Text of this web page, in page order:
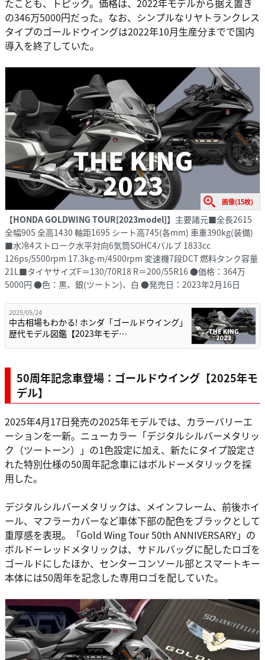
の346万5000円だった。なお、シンプルなリヤトランクレス
タイプのゴールドウイングは2022年10月生産分までで国内
導入を終了していた。
画像(15枚)
【HONDA GOLDWING TOUR[2023model]】 主要諸元■全長2615
全幅905 全高1430 軸距1695 シート高745(各mm) 車重390kg(装備)
■水冷4ストローク水平対向6気筒SOHC4バルブ 1833cc
126ps/5500rpm 17.3kg-m/4500rpm 変速機7段DCT 燃料タンク容量
21L■タイヤサイズF＝130/70R18 R＝200/55R16 ●価格：364万
5000円 ●色：黒、銀(ツートン)、白 ●発売日：2023年2月16日
2025/05/24
中古相場もわかる! ホンダ「ゴールドウイング」
歴代モデル図鑑【2023年モデ…
50周年記念車登場：ゴールドウイング【2025年モ
デル】
2025年4月17日発売の2025年モデルでは、カラーバリーエ
ーションを一新。ニューカラー「デジタルシルバーメタリッ
ク（ツートーン）」の1色設定に加え、新たにタイプ設定さ
れた特別仕様の50周年記念車にはボルドーメタリックを採
用した。
デジタルシルバーメタリックは、メインフレーム、前後ホイ
ール、マフラーカバーなど車体下部の配色をブラックとして
重厚感を表現。「Gold Wing Tour 50th ANNIVERSARY」の
ボルドーレッドメタリックは、サドルバッグに配したロゴを
ゴールドにしたほか、センターコンソール部とスマートキー
本体には50周年を記念した専用ロゴを配していた。